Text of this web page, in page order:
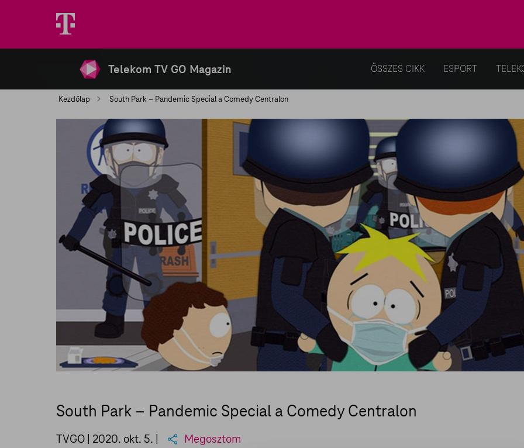
Telekom TV GO Magazin ÖSSZES CIKK ESPORT
Kezdőlap South Park – Pandemic Special a Comedy Centralon
South Park – Pandemic Special a Comedy Centralon
TVGO | 2020. okt. 5. | Megosztom